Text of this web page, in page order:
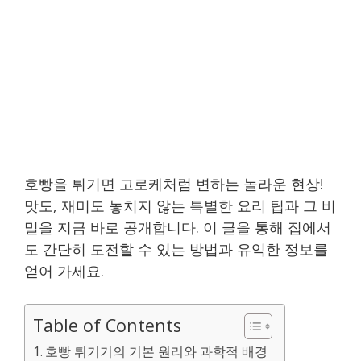
호빵을 튀기면 고로케처럼 변하는 놀라운 현상!
맛도, 재미도 놓치지 않는 특별한 요리 팁과 그 비
밀을 지금 바로 공개합니다. 이 글을 통해 집에서
도 간단히 도전할 수 있는 방법과 유익한 정보를
얻어 가세요.
Table of Contents
호빵 튀기기의 기본 원리와 과학적 배경